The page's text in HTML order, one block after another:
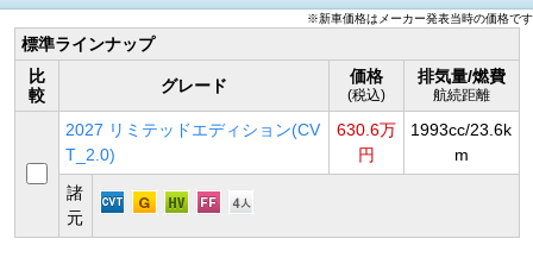
※新車価格はメーカー発表当時の価格です
標準ラインナップ
比
較
グレード 価格
(税込)
排気量/燃費
航続距離
2027 リミテッドエディション(CV
T_2.0)
630.6万
円
1993cc/23.6k
m
諸
元